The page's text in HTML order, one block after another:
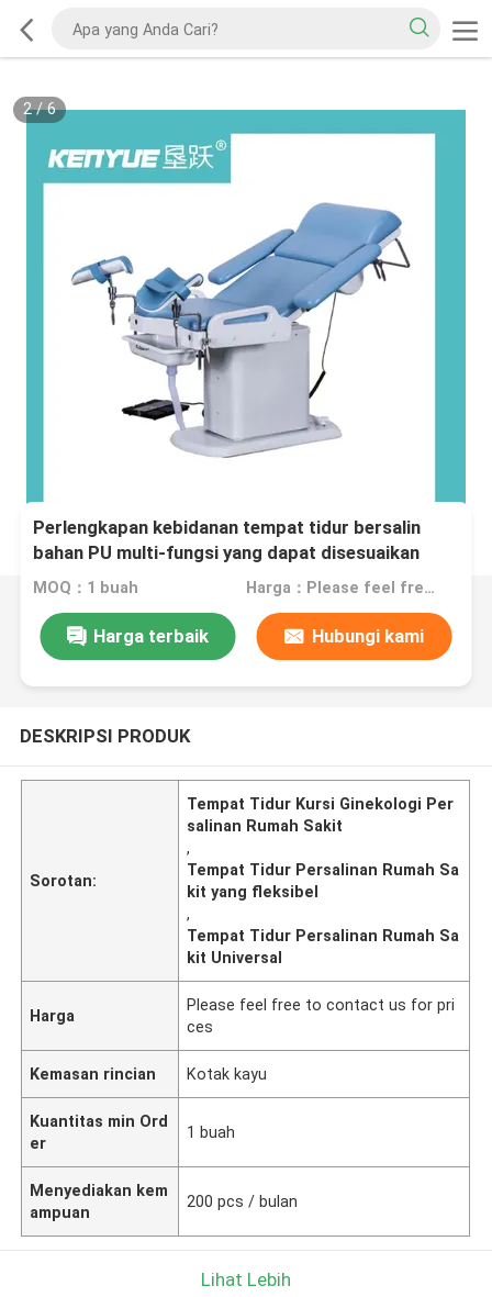
2/6
Perlengkapan kebidanan tempat tidur bersalin
bahan PU multi-fungsi yang dapat disesuaikan
MOQ：1 buah Harga：Please feel free to contact us for prices
Harga terbaik Hubungi kami
DESKRIPSI PRODUK
Sorotan:
Tempat Tidur Kursi Ginekologi Per
salinan Rumah Sakit
,
Tempat Tidur Persalinan Rumah Sa
kit yang fleksibel
,
Tempat Tidur Persalinan Rumah Sa
kit Universal
Harga
Please feel free to contact us for pri
ces
Kemasan rincian Kotak kayu
Kuantitas min Ord
er
1 buah
Menyediakan kem
ampuan
200 pcs / bulan
Lihat Lebih